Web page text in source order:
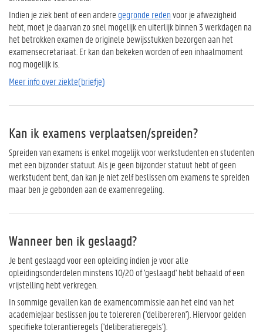
Indien je ziek bent of een andere gegronde redenvoor je afwezigheid
hebt, moet je daarvan zo snel mogelijk en uiterlijk binnen 3 werkdagen na
het betrokken examen de originele bewijsstukken bezorgen aan het
examensecretariaat. Er kan dan bekeken worden of een inhaalmoment
nog mogelijk is.
Meer info over ziekte(briefje)
Kan ik examens verplaatsen/spreiden?
Spreiden van examens is enkel mogelijk voor werkstudenten en studenten
met een bijzonder statuut. Als je geen bijzonder statuut hebt of geen
werkstudent bent, dan kan je niet zelf beslissen om examens te spreiden
maar ben je gebonden aan de examenregeling.
Wanneer ben ik geslaagd?
Je bent geslaagd voor een opleiding indien je voor alle
opleidingsonderdelen minstens 10/20 of 'geslaagd' hebt behaald of een
vrijstelling hebt verkregen.
In sommige gevallen kan de examencommissie aan het eind van het
academiejaar beslissen jou te tolereren ('delibereren'). Hiervoor gelden
specifieke tolerantieregels ('deliberatieregels').